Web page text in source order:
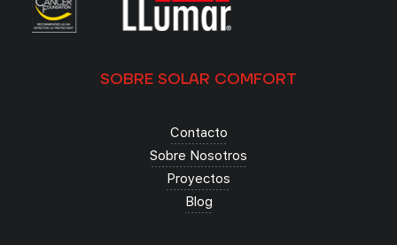
SOBRE SOLAR COMFORT
Contacto
Sobre Nosotros
Proyectos
Blog